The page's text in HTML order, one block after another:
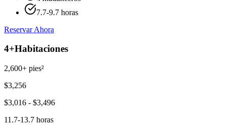
7.7-9.7 horas
Reservar Ahora
4+Habitaciones
2,600+ pies²
$3,256
$3,016 - $3,496
11.7-13.7 horas